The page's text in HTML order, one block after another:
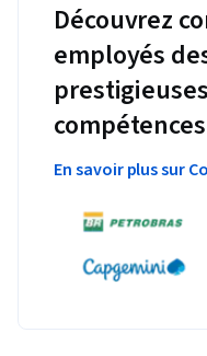
Découvrez
employés
En savoir plus sur